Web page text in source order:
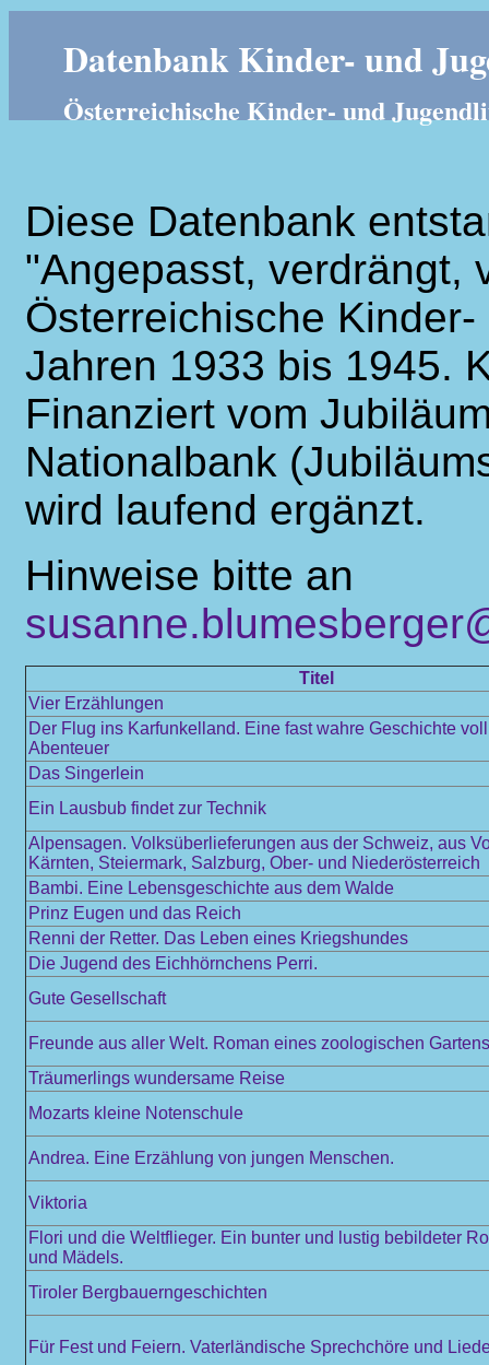
Datenbank Kinder- und
Österreichische Kinder- und
Diese Datenbank
"Angepasst, verdrängt,
Österreichische
Jahren 1933 bis 1945.
Finanziert vom
Nationalbank
wird laufend ergänzt.
Hinweise bitte an
Titel
Vier Erzählungen
Der Flug ins Karfunkelland. Eine fast wahre Geschichte
Abenteuer
Das Singerlein
Ein Lausbub findet zur Technik
Alpensagen. Volksüberlieferungen aus der Schweiz, aus
Kärnten, Steiermark, Salzburg, Ober- und Niederösterreich
Bambi. Eine Lebensgeschichte aus dem Walde
Prinz Eugen und das Reich
Renni der Retter. Das Leben eines Kriegshundes
Die Jugend des Eichhörnchens Perri.
Gute Gesellschaft
Freunde aus aller Welt. Roman eines zoologischen Gartens
Träumerlings wundersame Reise
Mozarts kleine Notenschule
Andrea. Eine Erzählung von jungen Menschen.
Viktoria
Flori und die Weltflieger. Ein bunter und lustig bebildeter
und Mädels.
Tiroler Bergbauerngeschichten
Für Fest und Feiern. Vaterländische Sprechchöre und